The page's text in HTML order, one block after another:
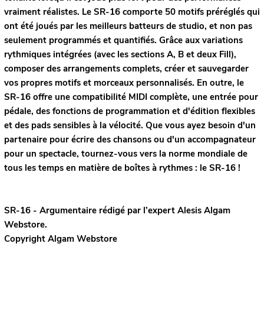
vraiment réalistes. Le SR-16 comporte 50 motifs préréglés qui
ont été joués par les meilleurs batteurs de studio, et non pas
seulement programmés et quantifiés. Grâce aux variations
rythmiques intégrées (avec les sections A, B et deux Fill),
composer des arrangements complets, créer et sauvegarder
vos propres motifs et morceaux personnalisés. En outre, le
SR-16 offre une compatibilité MIDI complète, une entrée pour
pédale, des fonctions de programmation et d'édition flexibles
et des pads sensibles à la vélocité. Que vous ayez besoin d'un
partenaire pour écrire des chansons ou d'un accompagnateur
pour un spectacle, tournez-vous vers la norme mondiale de
tous les temps en matière de boîtes à rythmes : le SR-16 !
SR-16 - Argumentaire rédigé par l’expert AlesisAlgam
Webstore.
Copyright Algam Webstore